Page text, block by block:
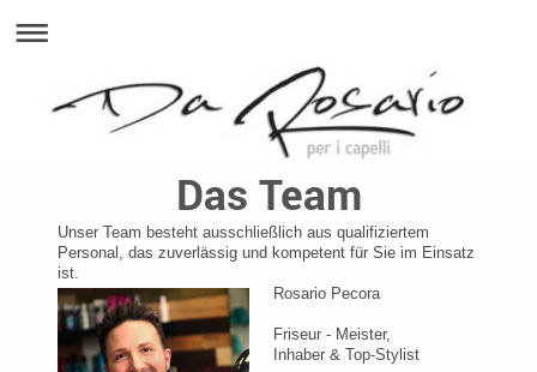
Das Team
Unser Team besteht ausschließlich aus qualifiziertem
Personal, das zuverlässig und kompetent für Sie im Einsatz
ist.
Rosario Pecora
Friseur - Meister,
Inhaber & Top-Stylist